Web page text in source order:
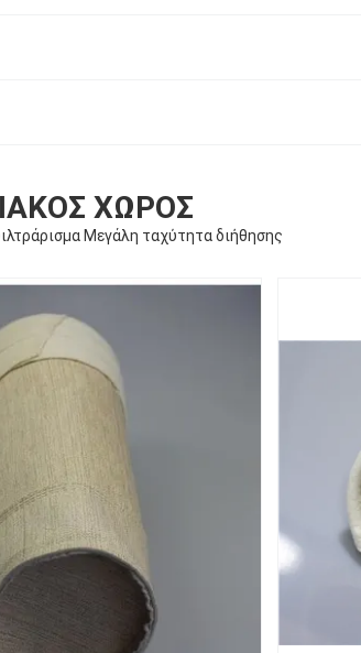
ΧΏΡΟΣ
Μεγάλη ταχύτητα διήθησης